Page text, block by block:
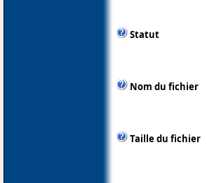
Statut
Nom du fichier
Taille du fichier